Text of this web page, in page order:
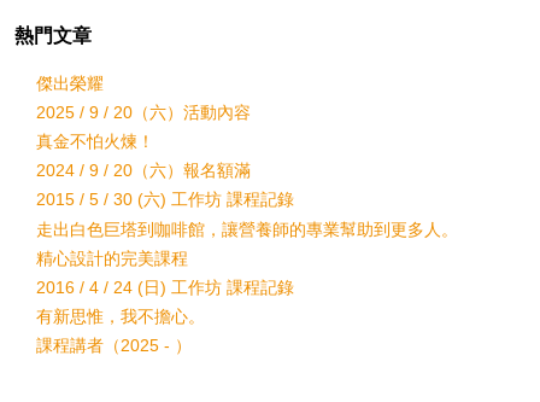
熱門文章
傑出榮耀
2025 / 9 / 20（六）活動內容
真金不怕火煉！
2024 / 9 / 20（六）報名額滿
2015 / 5 / 30 (六) 工作坊 課程記錄
走出白色巨塔到咖啡館，讓營養師的專業幫助到更多人。
精心設計的完美課程
2016 / 4 / 24 (日) 工作坊 課程記錄
有新思惟，我不擔心。
課程講者（2025 - ）